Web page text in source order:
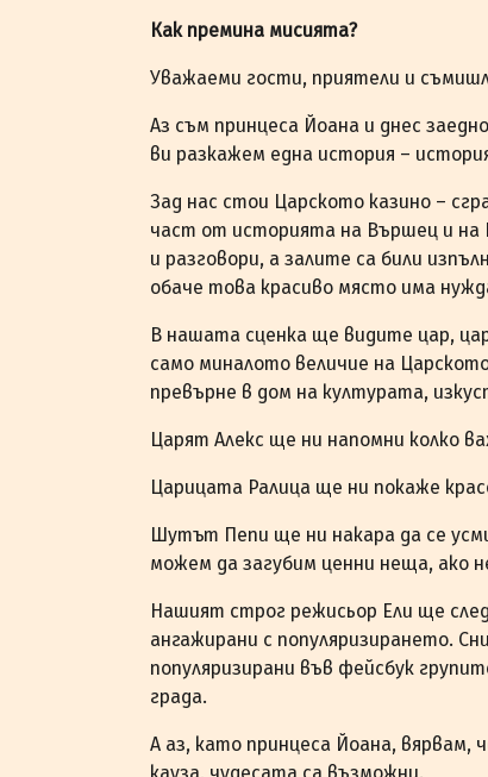
Как премина мисията?
Уважаеми гости, приятели и
Аз съм принцеса Йоана и днес
ви разкажем една история –
Зад нас стои Царското казино –
част от историята на Вършец и на
и разговори, а залите са били
обаче това красиво място има
В нашата сценка ще видите цар,
само миналото величие на
превърне в дом на културата,
Царят Алекс ще ни напомни колко
Царицата Ралица ще ни покаже
Шутът Пепи ще ни накара да се
можем да загубим ценни неща, ако
Нашият строг режисьор Ели ще
ангажирани с популяризирането.
популяризирани във фейсбук
града.
А аз, като принцеса Йоана, вярвам,